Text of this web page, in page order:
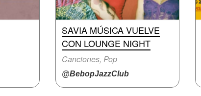
SAVIA MÚSICA VUELVE
CON LOUNGE NIGHT
Canciones, Pop
@BebopJazzClub